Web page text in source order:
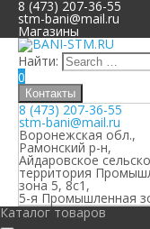
8 (473) 207-36-55
stm-bani@mail.ru
Магазины
Найти:
0
Контакты
8 (473) 207-36-55
stm-bani@mail.ru
Воронежская обл.,
Рамонский р-н,
Айдаровское
территория
зона 5, 8с1,
5-я Промышленная
Каталог товаров